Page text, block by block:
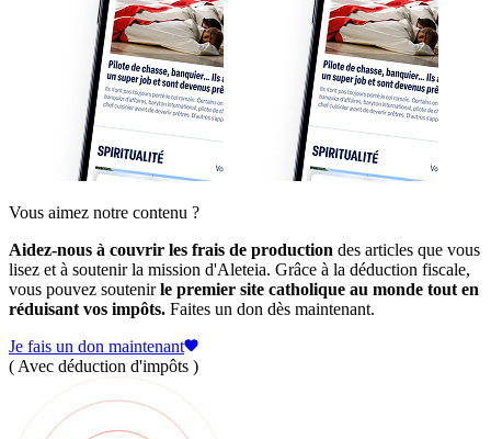
Vous aimez notre contenu ?
Aidez-nous à couvrir les frais de production des articles que vous
lisez et à soutenir la mission d'Aleteia. Grâce à la déduction fiscale,
vous pouvez soutenirle premier site catholique au monde tout en
réduisant vos impôts. Faites un don dès maintenant.
Je fais un don maintenant
( Avec déduction d'impôts )